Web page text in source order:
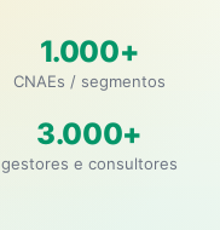
1.000+
CNAEs / segmentos
3.000+
gestores e consultores